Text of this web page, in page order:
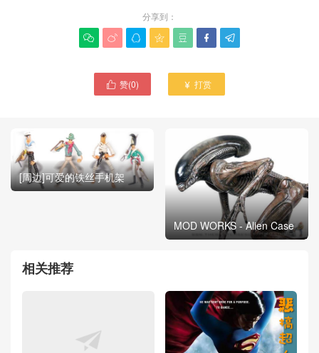
分享到：
      
 赞(0)  打赏
[周边]可爱的铁丝手机架
MOD WORKS - Alien Case
相关推荐